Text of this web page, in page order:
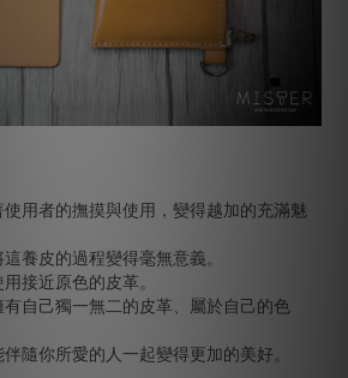
用者的撫摸與使用，變得越加的充滿魅
養皮的過程變得毫無意義。
接近原色的皮革。
自己獨一無二的皮革、屬於自己的色
隨你所愛的人一起變得更加的美好。